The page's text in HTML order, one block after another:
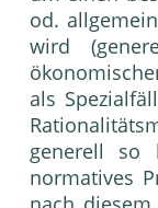
od.
wird
als
generell so
normatives